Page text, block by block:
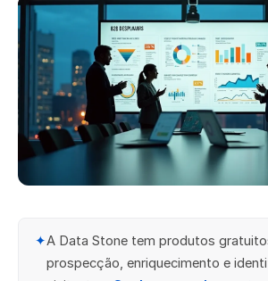
✦A Data Stone tem produtos
prospecção, enriquecimento e